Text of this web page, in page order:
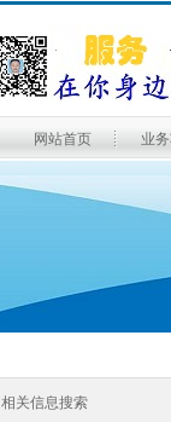
网站首页 业务
相关信息搜索